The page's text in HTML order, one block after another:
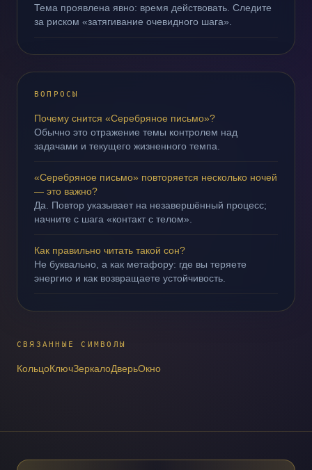
Тема проявлена явно: время действовать. Следите
за риском «затягивание очевидного шага».
ВОПРОСЫ
Почему снится «Серебряное письмо»?
Обычно это отражение темы контролем над
задачами и текущего жизненного темпа.
«Серебряное письмо» повторяется несколько ночей
— это важно?
Да. Повтор указывает на незавершённый процесс;
начните с шага «контакт с телом».
Как правильно читать такой сон?
Не буквально, а как метафору: где вы теряете
энергию и как возвращаете устойчивость.
СВЯЗАННЫЕ СИМВОЛЫ
КольцоКлючЗеркалоДверьОкно